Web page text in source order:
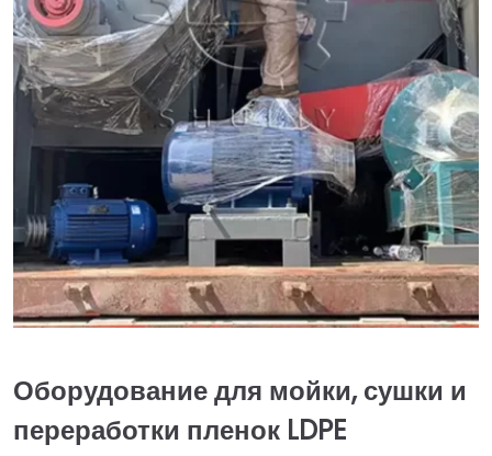
Оборудование для мойки, сушки и
переработки пленок LDPE